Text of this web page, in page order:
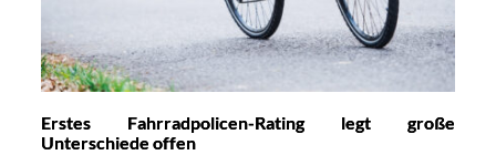
Erstes Fahrradpolicen-Rating legt große
Unterschiede offen